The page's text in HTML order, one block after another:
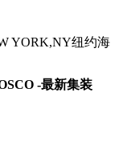
YORK,NY纽约海
-最新集装